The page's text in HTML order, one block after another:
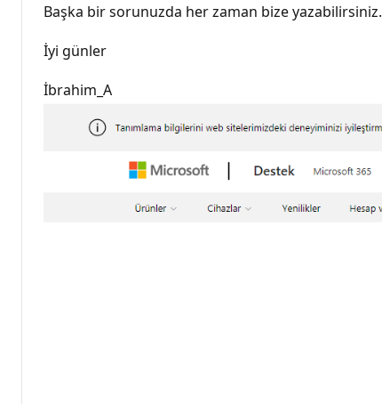
Başka bir sorunuzda her zaman bize yazabilirsiniz.
İyi günler
İbrahim_A